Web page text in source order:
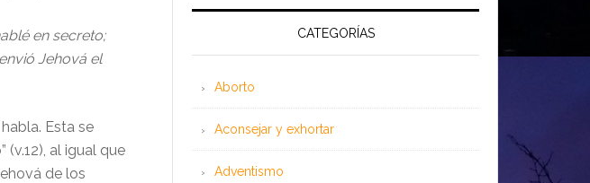
en secreto;
Jehová el
Esta se
(v.12), al igual que
de los
CATEGORÍAS
Aborto
Aconsejar y exhortar
Adventismo